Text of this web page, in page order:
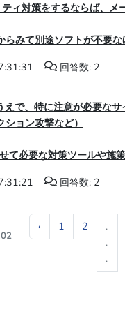
ティ対策をするならば、
らみて別途ソフトが不要な
回答数: 2
えで、特に注意が必要な
ョン攻撃など）
て必要な対策ツールや施
回答数: 2
‹ 1 2
.
.
.